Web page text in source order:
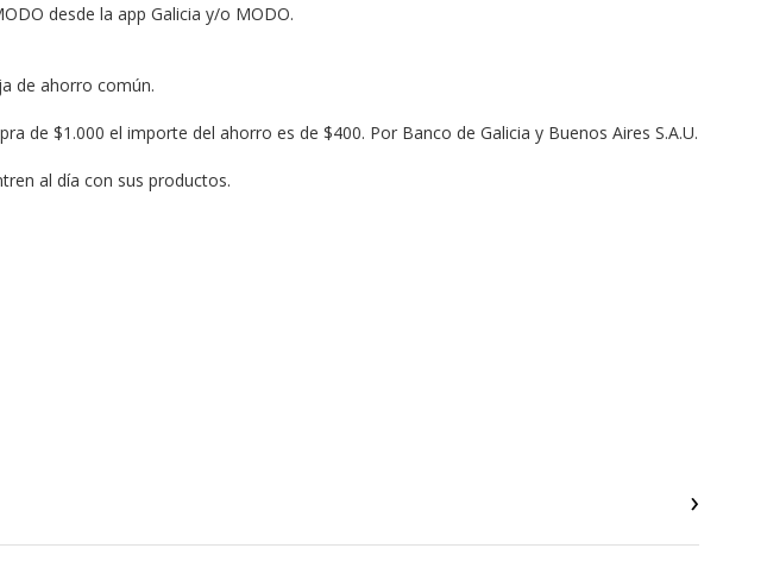
desde la app Galicia y/o MODO.
de ahorro común.
de $1.000 el importe del ahorro es de $400. Por Banco de Galicia y Buenos Aires S.A.U.
al día con sus productos.